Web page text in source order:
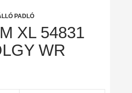
PADLÓ
XL 54831
WR